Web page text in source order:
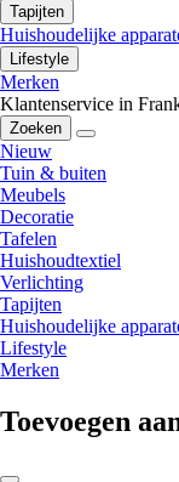
Tapijten
Huishoudelijke
Lifestyle
Merken
Klantenservice in
Zoeken
Nieuw
Tuin & buiten
Meubels
Decoratie
Tafelen
Huishoudtextiel
Verlichting
Tapijten
Huishoudelijke
Lifestyle
Merken
Toevoegen